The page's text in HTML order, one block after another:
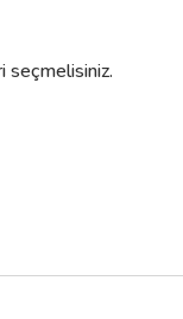
seçmelisiniz.